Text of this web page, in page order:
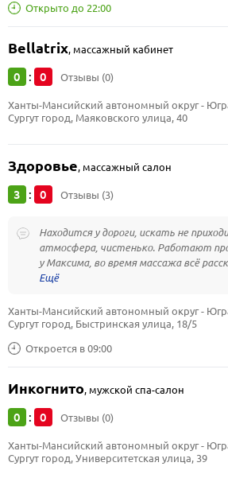
Открыто до 22:00
Bellatrix, массажный кабинет
0 : 0 Отзывы (0)
Ханты-Мансийский автономный округ -
Сургут город, Маяковского улица, 40
Здоровье, массажный салон
3 : 0 Отзывы (3)
Находится у дороги, искать не
атмосфера, чистенько. Работают
у Максима, во время массажа всё
Откроется в 09:00
Ханты-Мансийский автономный округ -
Сургут город, Быстринская улица, 18/5
Инкогнито, мужской спа-салон
0 : 0 Отзывы (0)
Ханты-Мансийский автономный округ -
Сургут город, Университетская улица, 39